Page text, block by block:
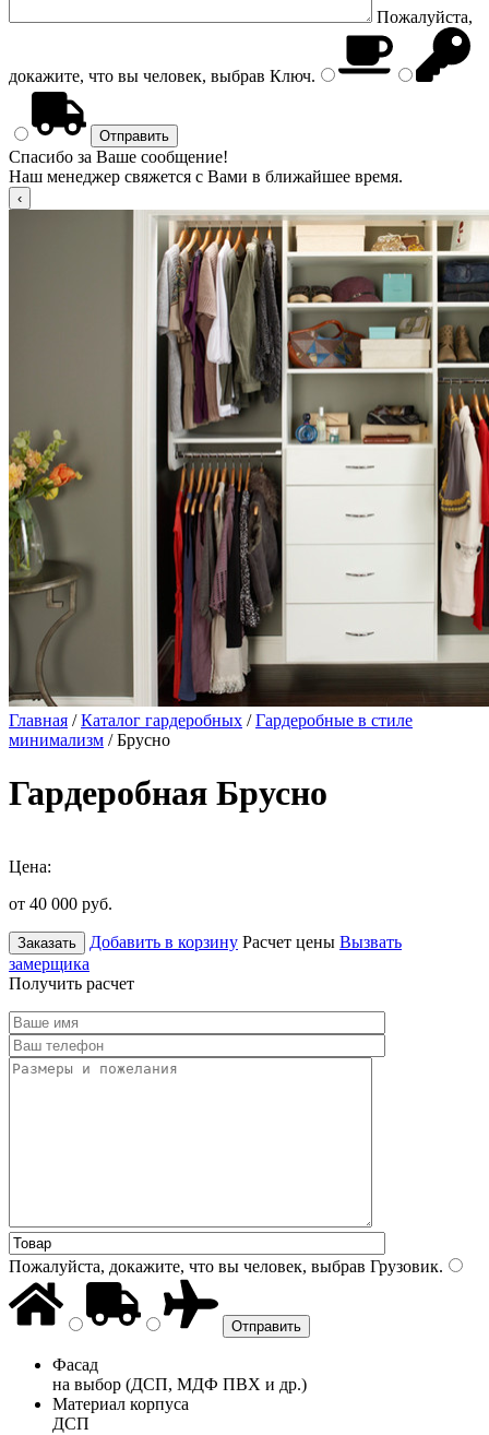
Пожалуйста,
докажите, что вы человек, выбрав Ключ.
Спасибо за Ваше сообщение!
Наш менеджер свяжется с Вами в ближайшее время.
Главная /Каталог гардеробных /Гардеробные в стиле
минимализм / Брусно
Гардеробная Брусно
Цена:
от 40 000 руб.
Заказать Добавить в корзину Расчет цены Вызвать
замерщика
Получить расчет
Пожалуйста, докажите, что вы человек, выбрав Грузовик.
Фасад
на выбор (ДСП, МДФ ПВХ и др.)
Материал корпуса
ДСП